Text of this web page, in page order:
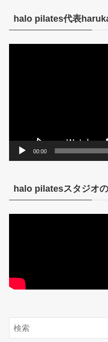
halo pilates代表
00:00
halo pilatesスタジオ